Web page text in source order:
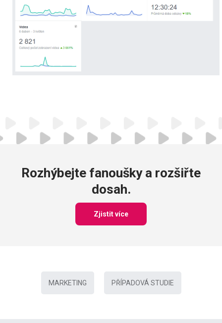
Rozhýbejte fanoušky a rozšiřte
dosah.
Zjistit více
MARKETING PŘÍPADOVÁ STUDIE